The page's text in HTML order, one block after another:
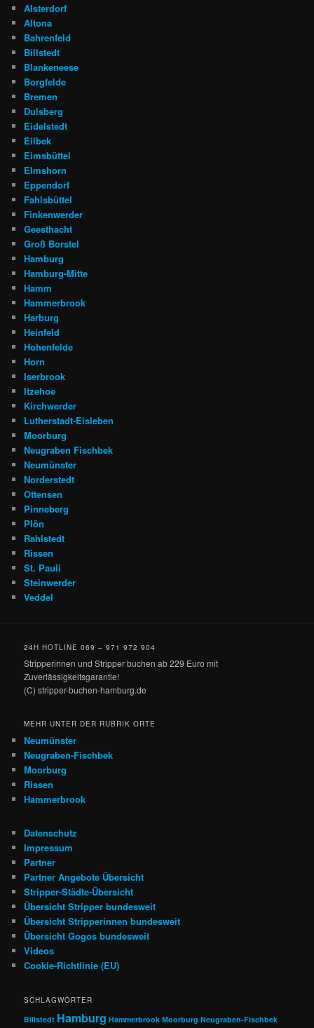
Alsterdorf
Altona
Bahrenfeld
Billstedt
Blankeneese
Borgfelde
Bremen
Dulsberg
Eidelstedt
Eilbek
Eimsbüttel
Elmshorn
Eppendorf
Fahlsbüttel
Finkenwerder
Geesthacht
Groß Borstel
Hamburg
Hamburg-Mitte
Hamm
Hammerbrook
Harburg
Heinfeld
Hohenfelde
Horn
Iserbrook
Itzehoe
Kirchwerder
Lutherstadt-Eisleben
Moorburg
Neugraben Fischbek
Neumünster
Norderstedt
Ottensen
Pinneberg
Plön
Rahlstedt
Rissen
St. Pauli
Steinwerder
Veddel
24H HOTLINE 069 – 971 972 904
Stripperinnen und Stripper buchen ab 229 Euro mit
Zuverlässigkeitsgarantie!
(C) stripper-buchen-hamburg.de
MEHR UNTER DER RUBRIK ORTE
Neumünster
Neugraben-Fischbek
Moorburg
Rissen
Hammerbrook
Datenschutz
Impressum
Partner
Partner Angebote Übersicht
Stripper-Städte-Übersicht
Übersicht Stripper bundesweit
Übersicht Stripperinnen bundesweit
Übersicht Gogos bundesweit
Videos
Cookie-Richtlinie (EU)
SCHLAGWÖRTER
Billstedt Hamburg Hammerbrook Moorburg Neugraben-Fischbek